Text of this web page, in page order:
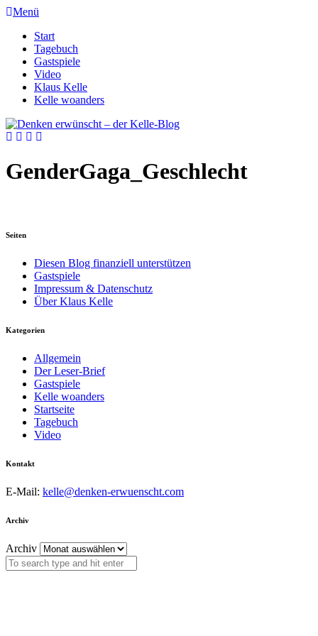
Menü
Start
Tagebuch
Gastspiele
Video
Klaus Kelle
Kelle woanders
GenderGaga_Geschlecht
Seiten
Diesen Blog finanziell unterstützen
Gastspiele
Impressum & Datenschutz
Über Klaus Kelle
Kategorien
Allgemein
Der Leser-Brief
Gastspiele
Kelle woanders
Startseite
Tagebuch
Video
Kontakt
E-Mail: kelle@denken-erwuenscht.com
Archiv
Archiv